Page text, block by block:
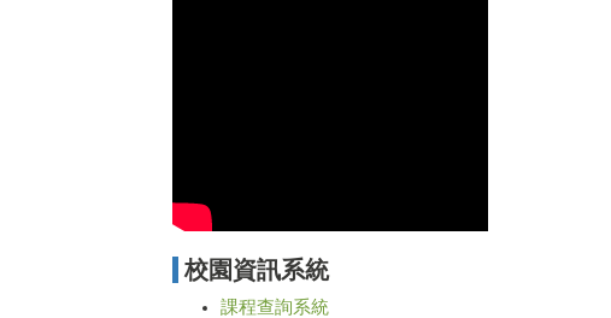
校園資訊系統
課程查詢系統